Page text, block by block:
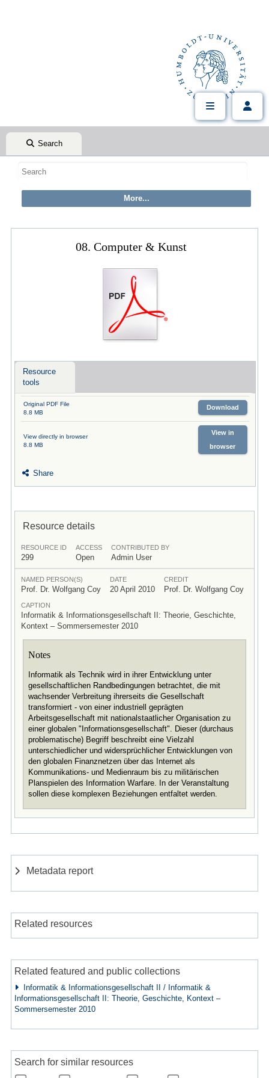
Search
08. Computer & Kunst
Resource
tools
Original PDF File
8.8 MB
Download
View directly in browser
8.8 MB
View in
browser
Share
Resource details
RESOURCE ID
299
ACCESS
Open
CONTRIBUTED BY
Admin User
NAMED PERSON(S)
Prof. Dr. Wolfgang Coy
DATE
20 April 2010
CREDIT
Prof. Dr. Wolfgang Coy
CAPTION
Informatik & Informationsgesellschaft II: Theorie, Geschichte,
Kontext – Sommersemester 2010
Notes
Informatik als Technik wird in ihrer Entwicklung unter
gesellschaftlichen Randbedingungen betrachtet, die mit
wachsender Verbreitung ihrerseits die Gesellschaft
transformiert - von einer industriell geprägten
Arbeitsgesellschaft mit nationalstaatlicher Organisation zu
einer globalen "Informationsgesellschaft". Dieser (durchaus
problematische) Begriff beschreibt eine Vielzahl
unterschiedlicher und widersprüchlicher Entwicklungen von
den globalen Finanznetzen über das Internet als
Kommunikations- und Medienraum bis zu militärischen
Planspielen des Information Warfare. In der Veranstaltung
sollen diese komplexen Beziehungen entfaltet werden.
Metadata report
Related resources
Related featured and public collections
Informatik & Informationsgesellschaft II / Informatik &
Informationsgesellschaft II: Theorie, Geschichte, Kontext –
Sommersemester 2010
Search for similar resources